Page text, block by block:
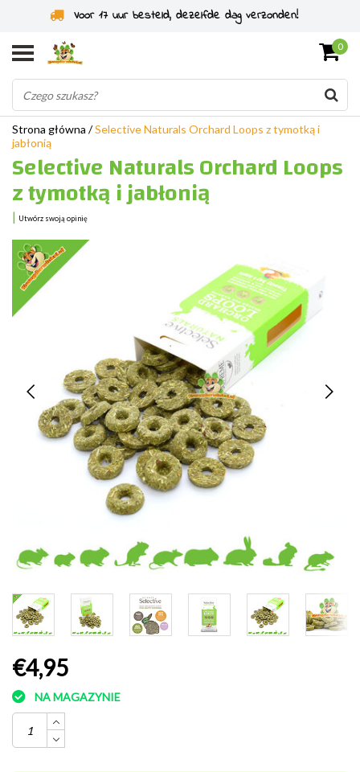
Specjaliści od gryzoni od 2011 roku
0
Strona główna /Selective Naturals Orchard Loops z tymotką i
jabłonią
Selective Naturals Orchard Loops
z tymotką i jabłonią
| Utwórz swoją opinię
€4,95
NA MAGAZYNIE